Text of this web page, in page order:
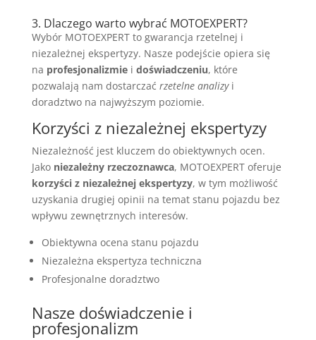
3. Dlaczego warto wybrać MOTOEXPERT?
Wybór MOTOEXPERT to gwarancja rzetelnej i
niezależnej ekspertyzy. Nasze podejście opiera się
na profesjonalizmiei doświadczeniu, które
pozwalają nam dostarczać rzetelne analizyi
doradztwo na najwyższym poziomie.
Korzyści z niezależnej ekspertyzy
Niezależność jest kluczem do obiektywnych ocen.
Jako niezależny rzeczoznawca, MOTOEXPERT oferuje
korzyści z niezależnej ekspertyzy, w tym możliwość
uzyskania drugiej opinii na temat stanu pojazdu bez
wpływu zewnętrznych interesów.
Obiektywna ocena stanu pojazdu
Niezależna ekspertyza techniczna
Profesjonalne doradztwo
Nasze doświadczenie i
profesjonalizm